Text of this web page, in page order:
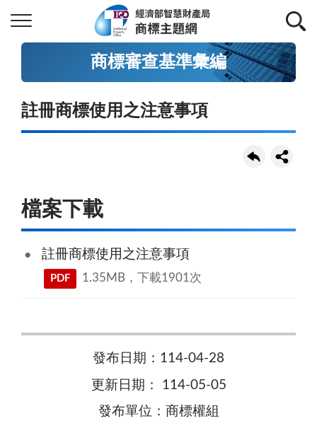
商標審查基準彙編
註冊商標使用之注意事項
檔案下載
註冊商標使用之注意事項
PDF 1.35MB，下載1901次
發布日期：114-04-28
更新日期： 114-05-05
發布單位：商標權組